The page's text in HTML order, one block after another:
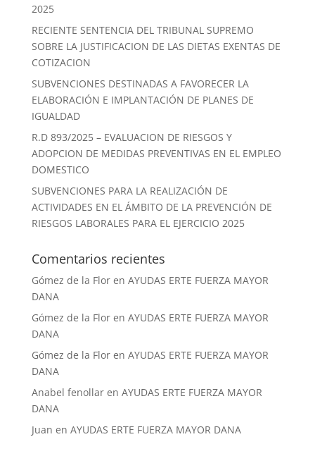
2025
RECIENTE SENTENCIA DEL TRIBUNAL SUPREMO
SOBRE LA JUSTIFICACION DE LAS DIETAS EXENTAS DE
COTIZACION
SUBVENCIONES DESTINADAS A FAVORECER LA
ELABORACIÓN E IMPLANTACIÓN DE PLANES DE
IGUALDAD
R.D 893/2025 – EVALUACION DE RIESGOS Y
ADOPCION DE MEDIDAS PREVENTIVAS EN EL EMPLEO
DOMESTICO
SUBVENCIONES PARA LA REALIZACIÓN DE
ACTIVIDADES EN EL ÁMBITO DE LA PREVENCIÓN DE
RIESGOS LABORALES PARA EL EJERCICIO 2025
Comentarios recientes
Gómez de la Floren AYUDAS ERTE FUERZA MAYOR
DANA
Gómez de la Floren AYUDAS ERTE FUERZA MAYOR
DANA
Gómez de la Floren AYUDAS ERTE FUERZA MAYOR
DANA
Anabel fenollaren AYUDAS ERTE FUERZA MAYOR
DANA
Juan en AYUDAS ERTE FUERZA MAYOR DANA